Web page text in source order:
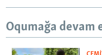
Oqumağa devam